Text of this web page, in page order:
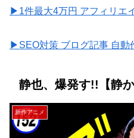
▶1件最大4万円 アフィリエ
▶SEO対策 ブログ記事 自動
静也、爆発す!!【静
新作アニメ